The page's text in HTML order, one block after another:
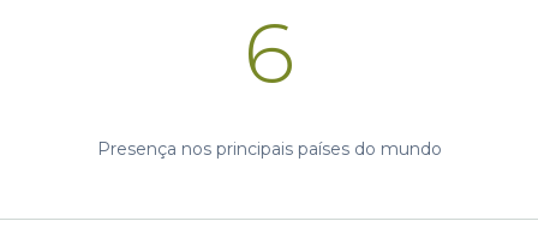
6
Presença nos principais países do mundo